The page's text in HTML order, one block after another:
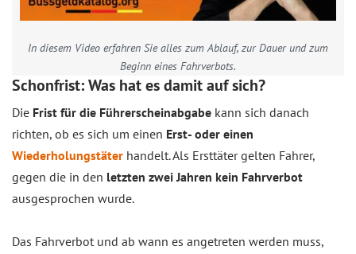
In diesem Video erfahren Sie alles zum Ablauf, zur Dauer und zum
Beginn eines Fahrverbots.
Schonfrist: Was hat es damit auf sich?
Die Frist für die Führerscheinabgabe kann sich danach
richten, ob es sich um einen Erst- oder einen
Wiederholungstäter handelt. Als Ersttäter gelten Fahrer,
gegen die in den letzten zwei Jahren kein Fahrverbot
ausgesprochen wurde.
Das Fahrverbot und ab wann es angetreten werden muss,